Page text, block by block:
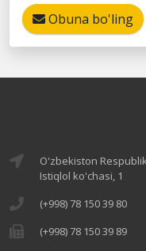
Obuna bo'ling
O'zbekiston
Istiqlol ko'chasi, 1
(+998) 78 150 39 80
(+998) 78 150 39 89